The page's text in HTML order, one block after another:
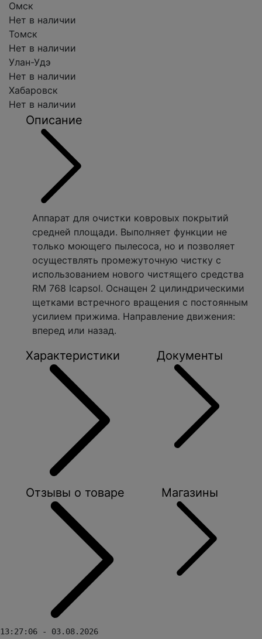
Омск
Нет в наличии
Томск
Нет в наличии
Улан-Удэ
Нет в наличии
Хабаровск
Нет в наличии
Описание
Аппарат для очистки ковровых покрытий
средней площади. Выполняет функции не
только моющего пылесоса, но и позволяет
осуществлять промежуточную чистку с
использованием нового чистящего средства
RM 768 Icapsol. Оснащен 2 цилиндрическими
щетками встречного вращения с постоянным
усилием прижима. Направление движения:
вперед или назад.
Характеристики Документы
Отзывы о товаре Магазины
13:27:06 - 03.08.2026